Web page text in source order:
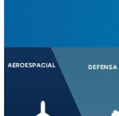
AEROESPACIAL DEFENSA